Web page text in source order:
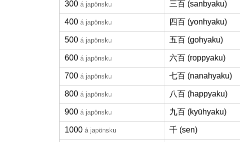
300 á japönsku 三百 (sanbyaku)
400 á japönsku 四百 (yonhyaku)
500 á japönsku 五百 (gohyaku)
600 á japönsku 六百 (roppyaku)
700 á japönsku 七百 (nanahyaku)
800 á japönsku 八百 (happyaku)
900 á japönsku 九百 (kyūhyaku)
1000 á japönsku 千 (sen)